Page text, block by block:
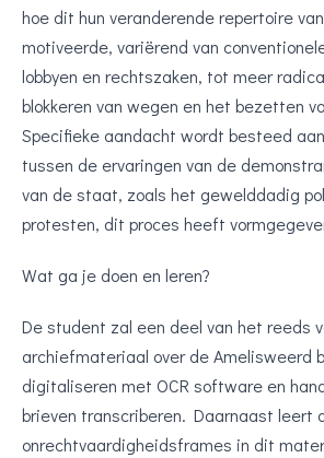
hoe dit hun veranderende repertoire
motiveerde, variërend van
lobbyen en rechtszaken, tot meer
blokkeren van wegen en het bezetten
Specifieke aandacht wordt besteed
tussen de ervaringen van de
van de staat, zoals het gewelddadig
protesten, dit proces heeft
Wat ga je doen en leren?
De student zal een deel van het reeds
archiefmateriaal over de Amelisweerd
digitaliseren met OCR software en
brieven transcriberen. Daarnaast leert
onrechtvaardigheidsframes in dit